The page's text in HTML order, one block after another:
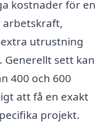
kostnader för en
utrustning
Generellt sett kan
400 och 600
att få en exakt
projekt.